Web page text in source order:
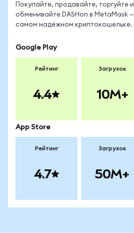
Покупайте, продавайте, торгуйте и
обменивайте DASHon в MetaMask —
самом надёжном криптокошельке.
Google Play
Рейтинг
4.4
Загрузок
10M+
App Store
Рейтинг
4.7
Загрузок
50M+